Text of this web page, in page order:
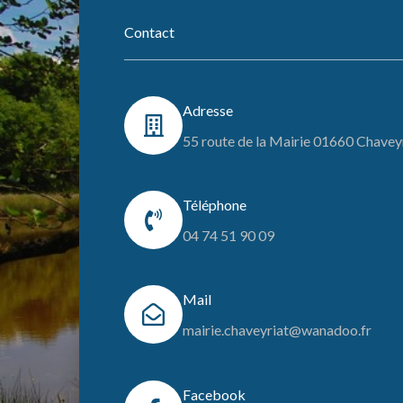
Contact
Adresse
55 route de la Mairie 01660
Téléphone
04 74 51 90 09
Mail
mairie.chaveyriat@wanadoo.fr
Facebook